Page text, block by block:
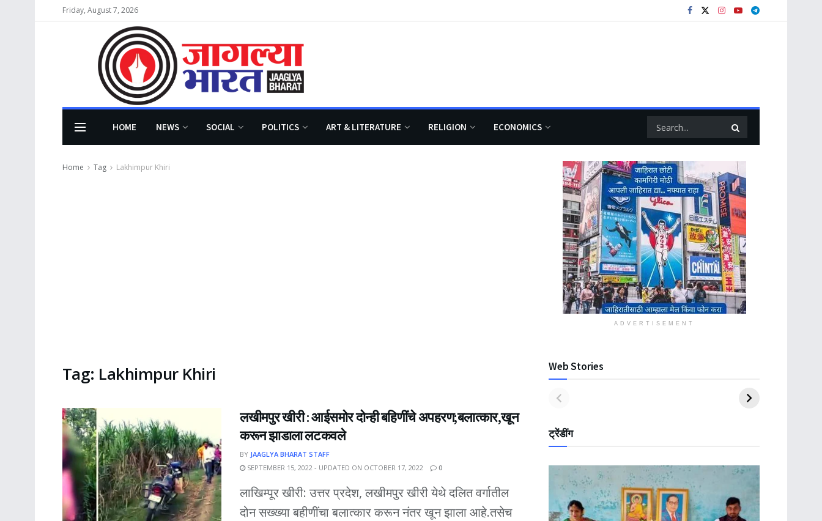
Friday, August 7, 2026
HOME NEWS SOCIAL POLITICS ART & LITERATURE RELIGION ECONOMICS
Home Tag Lakhimpur Khiri
Tag: Lakhimpur Khiri
लखीमपुर खीरी : आईसमोर दोन्ही बहिणींचे अपहरण;बलात्कार,खून
करून झाडाला लटकवले
BY JAAGLYA BHARAT STAFF
SEPTEMBER 15, 2022 - UPDATED ON OCTOBER 17, 2022
0
लाखिम्पूर खीरी: उत्तर प्रदेश, लखीमपुर खीरी येथे दलित वर्गातील
दोन सख्ख्या बहीणींचा बलात्कार करून नंतर खून झाला आहे.तसेच
ADVERTISEMENT
Web Stories
ट्रेंडींग